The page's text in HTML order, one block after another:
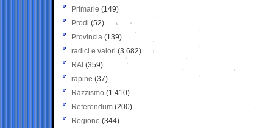
Primarie (149)
Prodi (52)
Provincia (139)
radici e valori (3.682)
RAI (359)
rapine (37)
Razzismo (1.410)
Referendum (200)
Regione (344)